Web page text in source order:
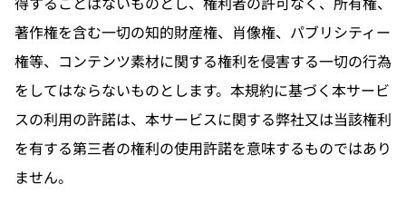
著作権を含む一切の知的財産権、肖像権、パブリシティー
権等、コンテンツ素材に関する権利を侵害する一切の行為
をしてはならないものとします。本規約に基づく本サービ
スの利用の許諾は、本サービスに関する弊社又は当該権利
を有する第三者の権利の使用許諾を意味するものではあり
ません。